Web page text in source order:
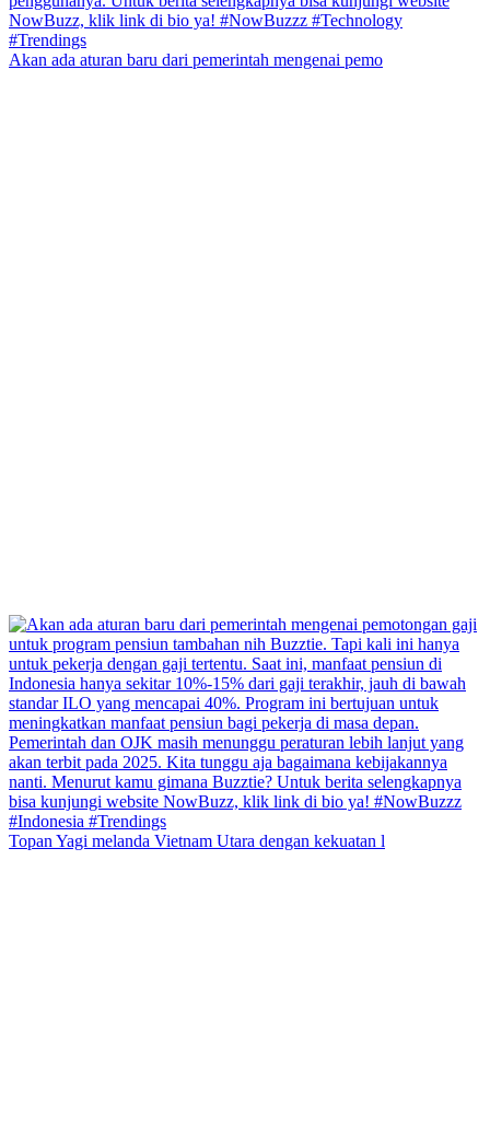
Akan ada aturan baru dari pemerintah mengenai pemo
Topan Yagi melanda Vietnam Utara dengan kekuatan l